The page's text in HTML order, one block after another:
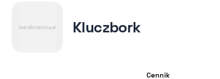
Kluczbork
Cennik